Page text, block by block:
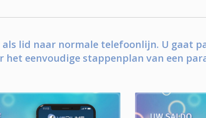
als lid naar normale telefoonlijn. U gaat
eenvoudige stappenplan van een